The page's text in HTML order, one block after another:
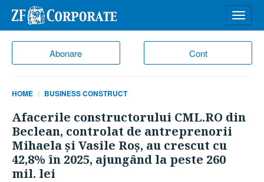
Abonare Cont
meniu
HOME BUSINESS CONSTRUCT
Afacerile constructorului CML.RO din
Beclean, controlat de antreprenorii
Mihaela şi Vasile Roş, au crescut cu
42,8% în 2025, ajungând la peste 260
mil. lei